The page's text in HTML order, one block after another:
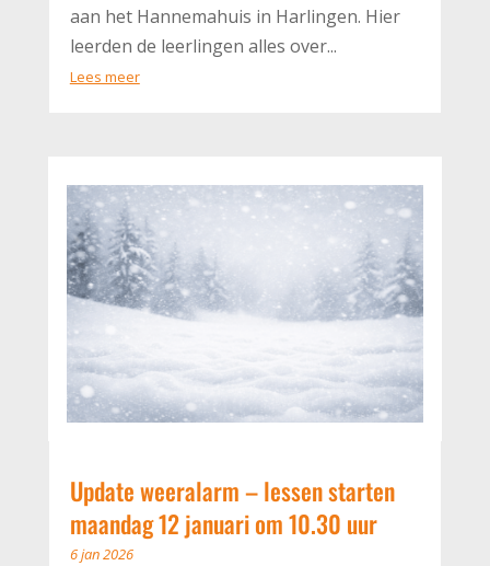
aan het Hannemahuis in Harlingen. Hier
leerden de leerlingen alles over...
Lees meer
Update weeralarm – lessen starten
maandag 12 januari om 10.30 uur
6 jan 2026